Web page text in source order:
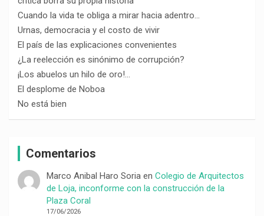
Cuando la vida te obliga a mirar hacia adentro…
Urnas, democracia y el costo de vivir
El país de las explicaciones convenientes
¿La reelección es sinónimo de corrupción?
¡Los abuelos un hilo de oro!…
El desplome de Noboa
No está bien
Comentarios
Marco Anibal Haro Soriaen Colegio de Arquitectos
de Loja, inconforme con la construcción de la
Plaza Coral
17/06/2026